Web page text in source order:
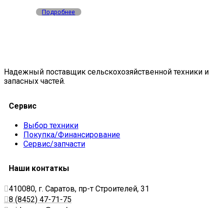
Подробнее
Надежный поставщик сельскохозяйственной техники и
запасных частей.
Сервис
Выбор техники
Покупка/Финансирование
Сервис/запчасти
Наши контаткы
410080, г. Саратов, пр-т Строителей, 31
8 (8452) 47-71-75